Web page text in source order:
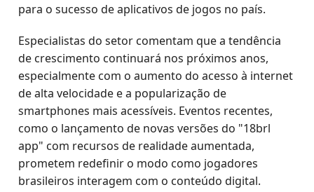
para o sucesso de aplicativos de jogos no país.
Especialistas do setor comentam que a tendência
de crescimento continuará nos próximos anos,
especialmente com o aumento do acesso à internet
de alta velocidade e a popularização de
smartphones mais acessíveis. Eventos recentes,
como o lançamento de novas versões do "18brl
app" com recursos de realidade aumentada,
prometem redefinir o modo como jogadores
brasileiros interagem com o conteúdo digital.